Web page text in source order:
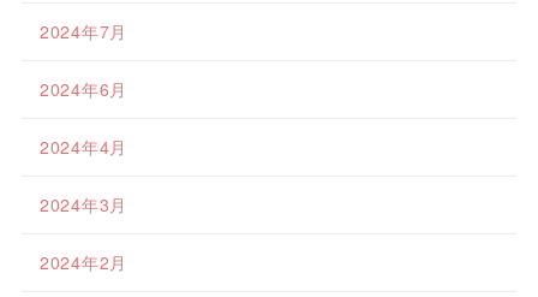
2024年7月
2024年6月
2024年4月
2024年3月
2024年2月